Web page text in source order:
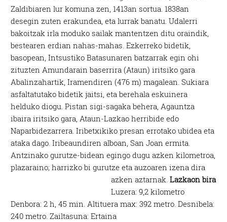
Zaldibiaren lur komuna zen, 1413an sortua. 1838an
desegin zuten erakundea, eta lurrak banatu. Udalerri
bakoitzak irla moduko sailak mantentzen ditu oraindik,
bestearen erdian nahas-mahas. Ezkerreko bidetik,
basopean, Intsustiko Batasunaren batzarrak egin ohi
zituzten Amundarain baserrira (Ataun) iritsiko gara
Abalinzahartik, Iramendiren (476 m) magalean. Sukiara
asfaltatutako bidetik jaitsi, eta berehala eskuinera
helduko diogu. Pistan sigi-sagaka behera, Agauntza
ibaira iritsiko gara, Ataun-Lazkao herribide edo
Naparbidezarrera. Iribetxikiko presan errotako ubidea eta
ataka dago. Iribeaundiren alboan, San Joan ermita.
Antzinako gurutze-bidean egingo dugu azken kilometroa,
plazaraino; harrizko bi gurutze eta auzoaren izena dira
azken aztarnak.Lazkaon bira
Luzera: 9,2 kilometro
Denbora: 2 h, 45 min. Altituera max: 392 metro. Desnibela:
240 metro. Zailtasuna: Ertaina